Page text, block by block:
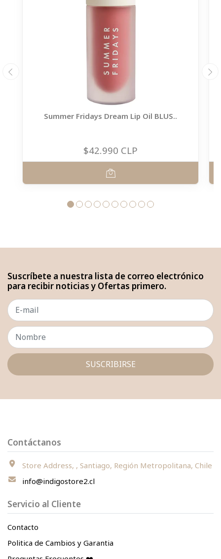
Summer Fridays Dream Lip Oil BLUS..
$42.990 CLP
Suscríbete a nuestra lista de correo electrónico
para recibir noticias y Ofertas primero.
SUSCRIBIRSE
Contáctanos
Store Address, , Santiago, Región Metropolitana, Chile
info@indigostore2.cl
Servicio al Cliente
Contacto
Politica de Cambios y Garantia